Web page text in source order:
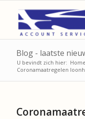
Blog - laatste
U bevindt zich hier: Home
Coronamaatregelen